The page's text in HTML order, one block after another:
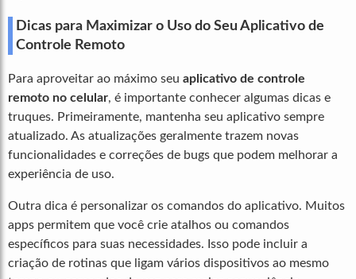
Dicas para Maximizar o Uso do Seu Aplicativo de
Controle Remoto
Para aproveitar ao máximo seu aplicativo de controle
remoto no celular, é importante conhecer algumas dicas e
truques. Primeiramente, mantenha seu aplicativo sempre
atualizado. As atualizações geralmente trazem novas
funcionalidades e correções de bugs que podem melhorar a
experiência de uso.
Outra dica é personalizar os comandos do aplicativo. Muitos
apps permitem que você crie atalhos ou comandos
específicos para suas necessidades. Isso pode incluir a
criação de rotinas que ligam vários dispositivos ao mesmo